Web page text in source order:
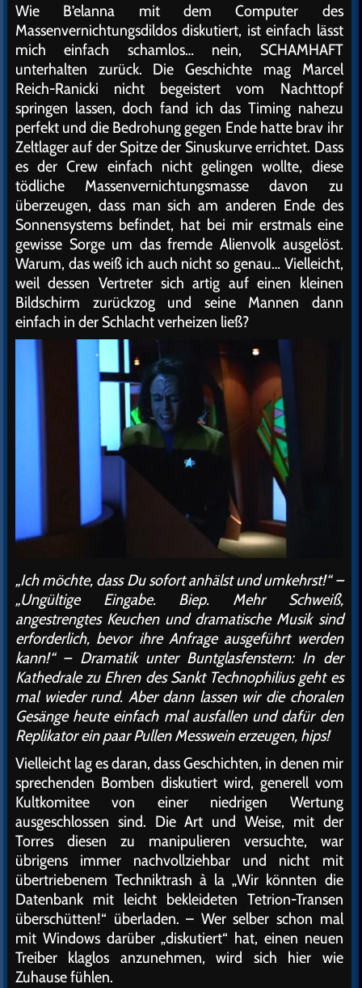
Wie B’elanna mit dem Computer des
Massenvernichtungsdildos diskutiert, ist einfach lässt
mich einfach schamlos… nein, SCHAMHAFT
unterhalten zurück. Die Geschichte mag Marcel
Reich-Ranicki nicht begeistert vom Nachttopf
springen lassen, doch fand ich das Timing nahezu
perfekt und die Bedrohung gegen Ende hatte brav ihr
Zeltlager auf der Spitze der Sinuskurve errichtet. Dass
es der Crew einfach nicht gelingen wollte, diese
tödliche Massenvernichtungsmasse davon zu
überzeugen, dass man sich am anderen Ende des
Sonnensystems befindet, hat bei mir erstmals eine
gewisse Sorge um das fremde Alienvolk ausgelöst.
Warum, das weiß ich auch nicht so genau… Vielleicht,
weil dessen Vertreter sich artig auf einen kleinen
Bildschirm zurückzog und seine Mannen dann
einfach in der Schlacht verheizen ließ?
„Ich möchte, dass Du sofort anhälst und umkehrst!“ –
„Ungültige Eingabe. Biep. Mehr Schweiß,
angestrengtes Keuchen und dramatische Musik sind
erforderlich, bevor ihre Anfrage ausgeführt werden
kann!“ – Dramatik unter Buntglasfenstern: In der
Kathedrale zu Ehren des Sankt Technophilius geht es
mal wieder rund. Aber dann lassen wir die choralen
Gesänge heute einfach mal ausfallen und dafür den
Replikator ein paar Pullen Messwein erzeugen, hips!
Vielleicht lag es daran, dass Geschichten, in denen mir
sprechenden Bomben diskutiert wird, generell vom
Kultkomitee von einer niedrigen Wertung
ausgeschlossen sind. Die Art und Weise, mit der
Torres diesen zu manipulieren versuchte, war
übrigens immer nachvollziehbar und nicht mit
übertriebenem Techniktrash à la „Wir könnten die
Datenbank mit leicht bekleideten Tetrion-Transen
überschütten!“ überladen. – Wer selber schon mal
mit Windows darüber „diskutiert“ hat, einen neuen
Treiber klaglos anzunehmen, wird sich hier wie
Zuhause fühlen.